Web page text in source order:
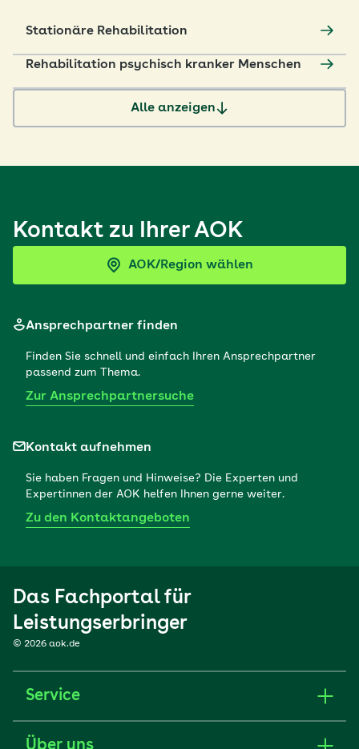
Stationäre Rehabilitation
Rehabilitation psychisch kranker Menschen
Alle anzeigen
Kontakt zu Ihrer AOK
AOK/Region wählen
Ansprechpartner finden
Finden Sie schnell und einfach Ihren Ansprechpartner
passend zum Thema.
Zur Ansprechpartnersuche
Kontakt aufnehmen
Sie haben Fragen und Hinweise? Die Experten und
Expertinnen der AOK helfen Ihnen gerne weiter.
Zu den Kontaktangeboten
Das Fachportal für
Leistungserbringer
© 2026 aok.de
Service
Über uns